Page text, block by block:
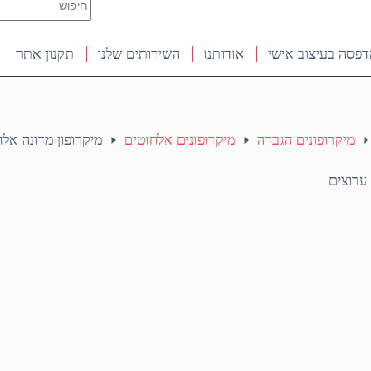
results
בעיצוב אישי אודותנו השירותים שלנו תקנון אתר
מיקרופונים הגברה מיקרופונים אלחוטים
מיקרופון מדונה אלחוטי